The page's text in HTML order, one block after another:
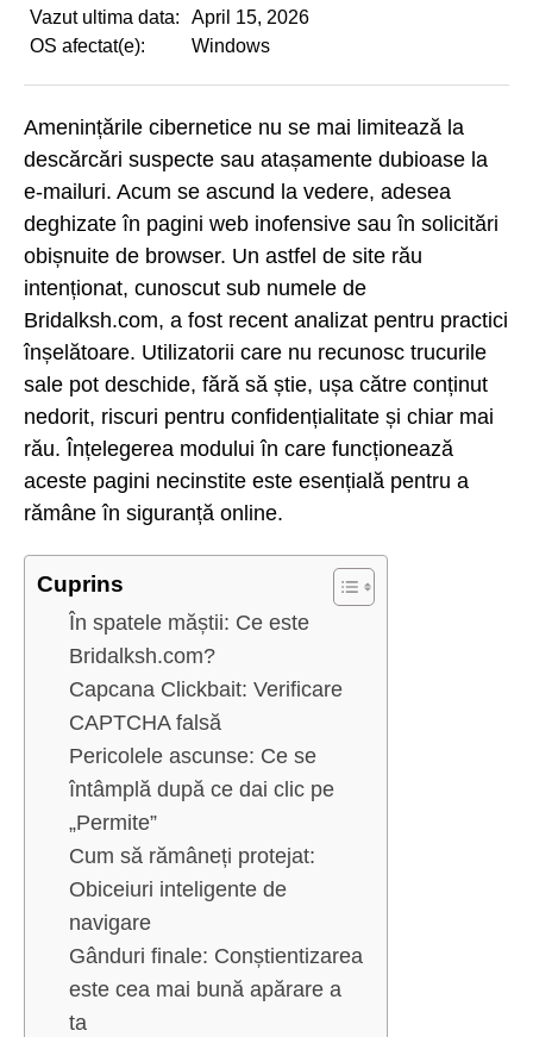
Vazut ultima data:
April 15, 2026
OS afectat(e):
Windows
Amenințările cibernetice nu se mai limitează la
descărcări suspecte sau atașamente dubioase la
e-mailuri. Acum se ascund la vedere, adesea
deghizate în pagini web inofensive sau în solicitări
obișnuite de browser. Un astfel de site rău
intenționat, cunoscut sub numele de
Bridalksh.com, a fost recent analizat pentru practici
înșelătoare. Utilizatorii care nu recunosc trucurile
sale pot deschide, fără să știe, ușa către conținut
nedorit, riscuri pentru confidențialitate și chiar mai
rău. Înțelegerea modului în care funcționează
aceste pagini necinstite este esențială pentru a
rămâne în siguranță online.
Cuprins
În spatele măștii: Ce este
Bridalksh.com?
Capcana Clickbait: Verificare
CAPTCHA falsă
Pericolele ascunse: Ce se
întâmplă după ce dai clic pe
„Permite”
Cum să rămâneți protejat:
Obiceiuri inteligente de
navigare
Gânduri finale: Conștientizarea
este cea mai bună apărare a
ta